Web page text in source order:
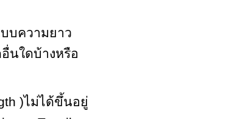
บความยาว
นใดบ้างหรือ
)ไม่ได้ขึ้นอยู่